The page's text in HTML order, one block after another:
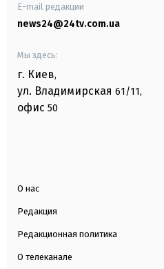
E-mail редакции
news24@24tv.com.ua
Мы здесь:
г. Киев,
ул. Владимирская 61/11,
офис 50
О нас
Редакция
Редакционная политика
О телеканале